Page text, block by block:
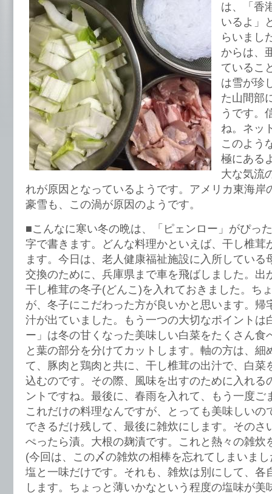
は、「香
いるよ」
らいまし
からは、
ているこ
は雪が珍
た山間部
うです。
ね。ネッ
このよう
極にある
大な気流
れが原因となっているようです。アメリカ東海岸
豪雪も、この渦が原因のようです。
■こんなに寒い冬の晩は、「ピェンロー」がぴっ
字で書きます。どんな料理かといえば、干し椎茸
ます。今日は、老人健康福祉施設に入所している
交換のために、兵庫県まで車を飛ばしました。出
干し椎茸の冬子(どんこ)を入れておきました。ち
が、冬子にこだわった方が良いかと思います。帰
汁が出ていました。もう一つの大切なポイントは
ー」は冬の甘くなった美味しい白菜をたくさん食
と葉の部分を分けてカットします。軸の方は、細
て、豚肉と鶏肉と共に、干し椎茸の出汁で、白菜
込むのです。その際、風味を出すのために入れる
ントですね。最後に、春雨を入れて、もう一度ご
これだけの料理なんですが、とっても美味しいの
できるだけ残して、最後に雑炊にします。そのさ
ぺったら漬。大根の麹漬です。これと熱々の雑炊
(今回は、この〆の雑炊の相棒を忘れてしまいま
塩と一味だけです。それも、雑炊は別にして、各
します。ちょっと薄いかなという程度の塩味が美